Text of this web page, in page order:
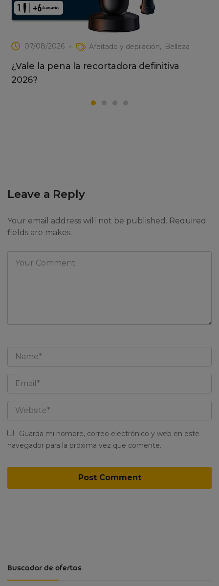
Buscador de ofertas
07/08/2026 Afeitado y depilación Belleza
¿Vale la pena la recortadora definitiva
2026?
Leave a Reply
Your email address will not be published. Required
fields are makes.
Guarda mi nombre, correo electrónico y web en este
navegador para la próxima vez que comente.